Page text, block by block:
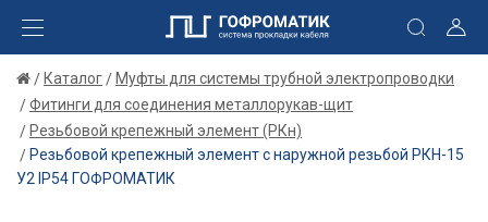
Каталог
Муфты для системы трубной электропроводки
Фитинги для соединения металлорукав-щит
Резьбовой крепежный элемент (РКн)
Резьбовой крепежный элемент с наружной резьбой РКН-15
У2 IP54 ГОФРОМАТИК